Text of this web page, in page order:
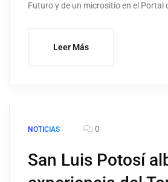
Futuro y de un micrositio en el Portal
Leer Más
NOTICIAS 0
San Luis Potosí